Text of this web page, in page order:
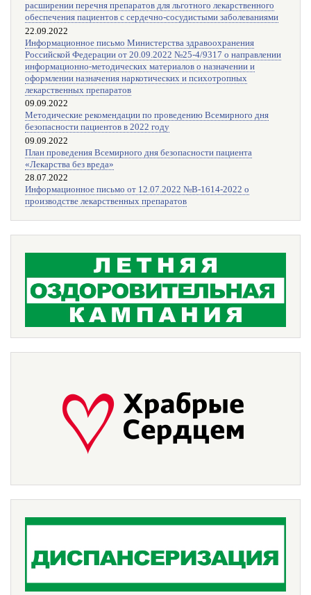
расширении перечня препаратов для льготного лекарственного
обеспечения пациентов с сердечно-сосудистыми заболеваниями
22.09.2022
Информационное письмо Министерства здравоохранения
Российской Федерации от 20.09.2022 №25-4/9317 о направлении
информационно-методических материалов о назначении и
оформлении назначения наркотических и психотропных
лекарственных препаратов
09.09.2022
Методические рекомендации по проведению Всемирного дня
безопасности пациентов в 2022 году
09.09.2022
План проведения Всемирного дня безопасности пациента
«Лекарства без вреда»
28.07.2022
Информационное письмо от 12.07.2022 №В-1614-2022 о
производстве лекарственных препаратов